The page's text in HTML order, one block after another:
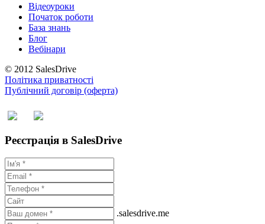
Відеоуроки
Початок роботи
База знань
Блог
Вебінари
© 2012 SalesDrive
Політика приватності
Публічний договір (оферта)
Реєстрація в SalesDrive
.salesdrive.me